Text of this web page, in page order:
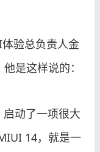
验总负责人金
是这样说的：
动了一项很大
14，就是一